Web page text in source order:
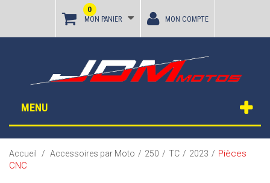
MON PANIER
0
MON COMPTE
MENU
Accueil / Accessoires par Moto / 250 / TC / 2023 / Pièces
CNC